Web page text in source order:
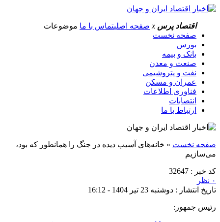
اقتصاد پرس x صفحه اصلیتماس با ما موضوعات
صفحه نخست
بورس
بانک و بیمه
صنعت و معدن
نفت و پتروشیمی
عمران و مسکن
فناوری اطلاعات
انتصابات
ارتباط با ما
صفحه نخست » خانه‌های آسیب دیده در جنگ را همانطور که بود،
می‌سازیم
کد خبر : 32647
۰ نظر
تاریخ انتشار : دوشنبه 23 تیر 1404 - 16:12
رئیس جمهور: